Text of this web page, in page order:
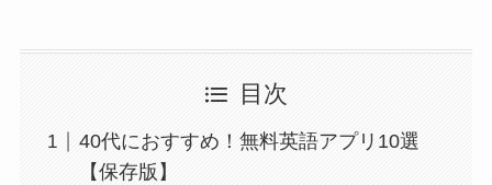
目次
40代におすすめ！無料英語アプリ10選
【保存版】